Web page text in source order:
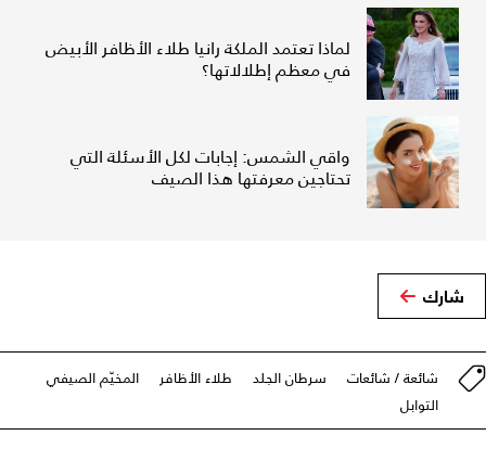
لماذا تعتمد الملكة رانيا طلاء الأظافر الأبيض
في معظم إطلالاتها؟
واقي الشمس: إجابات لكل الأسئلة التي
تحتاجين معرفتها هذا الصيف
شارك
شائعة / شائعات سرطان الجلد طلاء الأظافر
المخيّم الصيفي
التوابل